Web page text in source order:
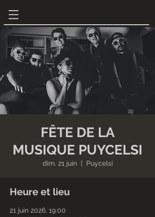
FÊTE DE LA
MUSIQUE PUYCELSI
dim. 21 juin
  |
Puycelsi
Heure et lieu
21 juin 2026, 19:00